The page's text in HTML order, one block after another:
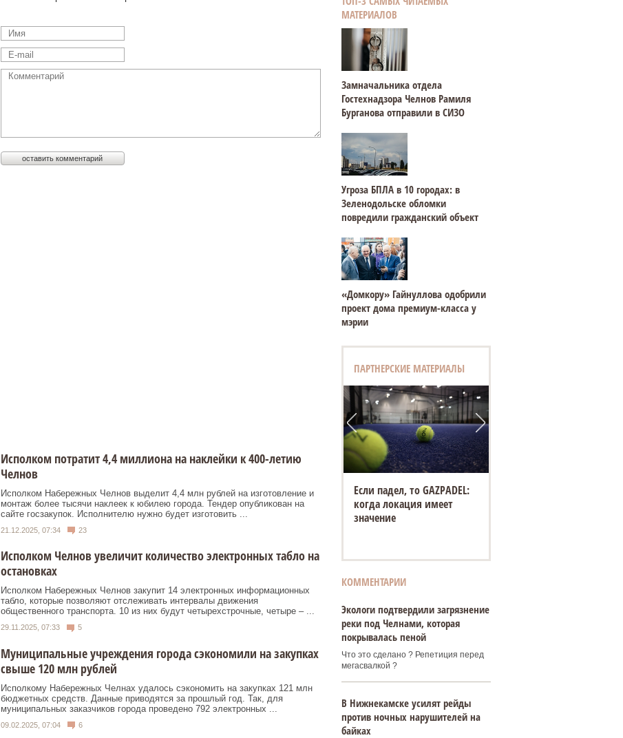
Исполком потратит 4,4 миллиона на наклейки к 400-летию
Челнов
Исполком Набережных Челнов выделит 4,4 млн рублей на изготовление и
монтаж более тысячи наклеек к юбилею города. Тендер опубликован на
сайте госзакупок. Исполнителю нужно будет изготовить ...
21.12.2025, 07:34 23
Исполком Челнов увеличит количество электронных табло на
остановках
Исполком Набережных Челнов закупит 14 электронных информационных
табло, которые позволяют отслеживать интервалы движения
общественного транспорта. 10 из них будут четырехстрочные, четыре – ...
29.11.2025, 07:33 5
Муниципальные учреждения города сэкономили на закупках
свыше 120 млн рублей
Исполкому Набережных Челнах удалось сэкономить на закупках 121 млн
бюджетных средств. Данные приводятся за прошлый год. Так, для
муниципальных заказчиков города проведено 792 электронных ...
09.02.2025, 07:04 6
МАТЕРИАЛОВ
Замначальника отдела
Гостехнадзора Челнов Рамиля
Бурганова отправили в СИЗО
Угроза БПЛА в 10 городах: в
Зеленодольске обломки
повредили гражданский объект
«Домкору» Гайнуллова одобрили
проект дома премиум-класса у
мэрии
ПАРТНЕРСКИЕ МАТЕРИАЛЫ
Если падел, то GAZPADEL:
когда локация имеет
значение
КОММЕНТАРИИ
Экологи подтвердили загрязнение
реки под Челнами, которая
покрывалась пеной
Что это сделано ? Репетиция перед
мегасвалкой ?
В Нижнекамске усилят рейды
против ночных нарушителей на
байках